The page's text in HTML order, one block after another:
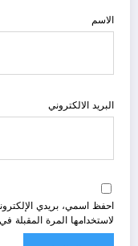
الاسم
البريد الالكتروني
احفظ اسمي، بريدي
لاستخدامها المرة المقبلة